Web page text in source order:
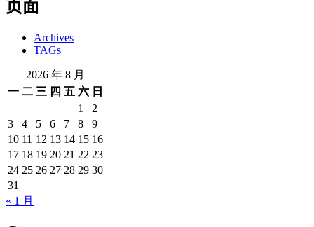
页面
Archives
TAGs
2026 年 8 月
一 二 三 四 五 六 日
1
2
3
4 5 6 7 8
9
10 11 12 13 14 15 16
17 18 19 20 21 22 23
24 25 26 27 28 29 30
31
« 1 月